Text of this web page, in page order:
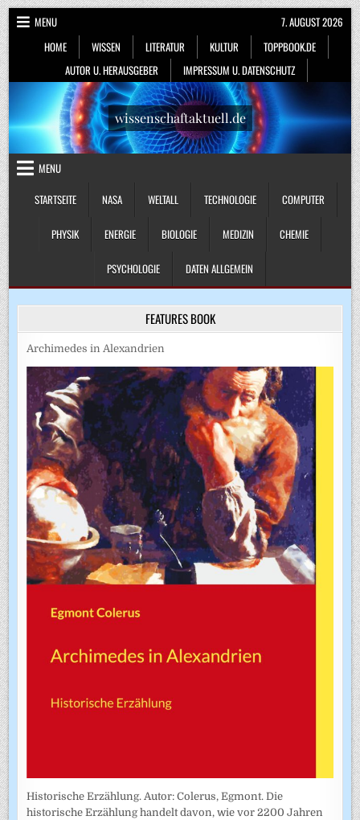
Skip
to
content
MENU
HOME
WISSEN LITERATUR KULTUR
TOPPBOOK.DE
AUTOR U. HERAUSGEBER
IMPRESSUM U. DATENSCHUTZ
7. AUGUST 2026
wissenschaftaktuell.de
MENU
STARTSEITE
NASA WELTALL TECHNOLOGIE COMPUTER
PHYSIK ENERGIE BIOLOGIE MEDIZIN CHEMIE
PSYCHOLOGIE DATEN ALLGEMEIN
FEATURES BOOK
Archimedes in Alexandrien
Historische Erzählung. Autor: Colerus, Egmont. Die
historische Erzählung handelt davon, wie vor 2200 Jahren